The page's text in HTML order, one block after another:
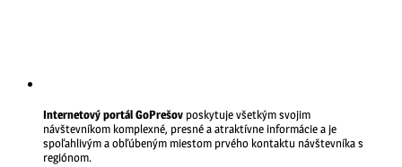
Internetový portál GoPrešov poskytuje všetkým svojim
návštevníkom komplexné, presné a atraktívne informácie a je
spoľahlivým a obľúbeným miestom prvého kontaktu návštevníka s
regiónom.